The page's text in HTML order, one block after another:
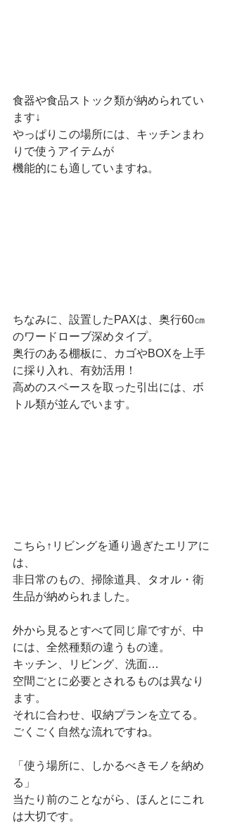
食器や食品ストック類が納められてい
ます↓
やっぱりこの場所には、キッチンまわ
りで使うアイテムが
機能的にも適していますね。
ちなみに、設置したPAXは、奥行60㎝
のワードローブ深めタイプ。
奥行のある棚板に、カゴやBOXを上手
に採り入れ、有効活用！
高めのスペースを取った引出には、ボ
トル類が並んでいます。
こちら↑リビングを通り過ぎたエリアに
は、
非日常のもの、掃除道具、タオル・衛
生品が納められました。
外から見るとすべて同じ扉ですが、中
には、全然種類の違うもの達。
キッチン、リビング、洗面…
空間ごとに必要とされるものは異なり
ます。
それに合わせ、収納プランを立てる。
ごくごく自然な流れですね。
「使う場所に、しかるべきモノを納め
る」
当たり前のことながら、ほんとにこれ
は大切です。